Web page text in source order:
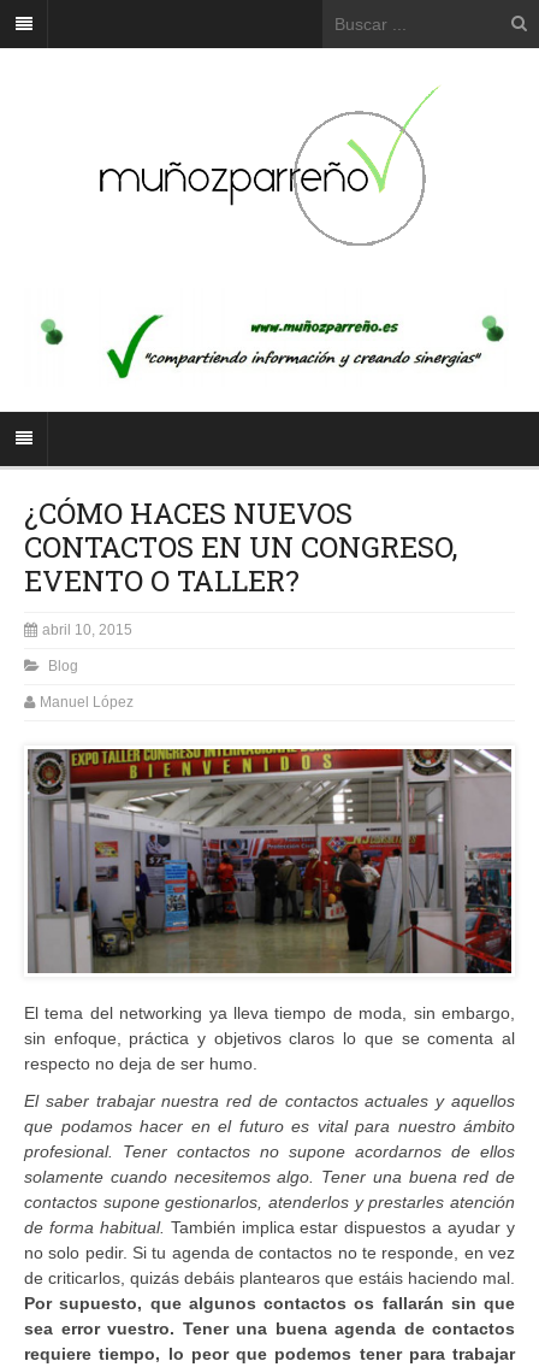
¿CÓMO HACES NUEVOS
CONTACTOS EN UN CONGRESO,
EVENTO O TALLER?
abril 10, 2015
Blog
Manuel López
El tema del networking ya lleva tiempo de moda, sin embargo,
sin enfoque, práctica y objetivos claros lo que se comenta al
respecto no deja de ser humo.
El saber trabajar nuestra red de contactos actuales y aquellos
que podamos hacer en el futuro es vital para nuestro ámbito
profesional. Tener contactos no supone acordarnos de ellos
solamente cuando necesitemos algo. Tener una buena red de
contactos supone gestionarlos, atenderlos y prestarles atención
de forma habitual. También implica estar dispuestos a ayudar y
no solo pedir. Si tu agenda de contactos no te responde, en vez
de criticarlos, quizás debáis plantearos que estáis haciendo mal.
Por supuesto, que algunos contactos os fallarán sin que
sea error vuestro. Tener una buena agenda de contactos
requiere tiempo, lo peor que podemos tener para trabajar